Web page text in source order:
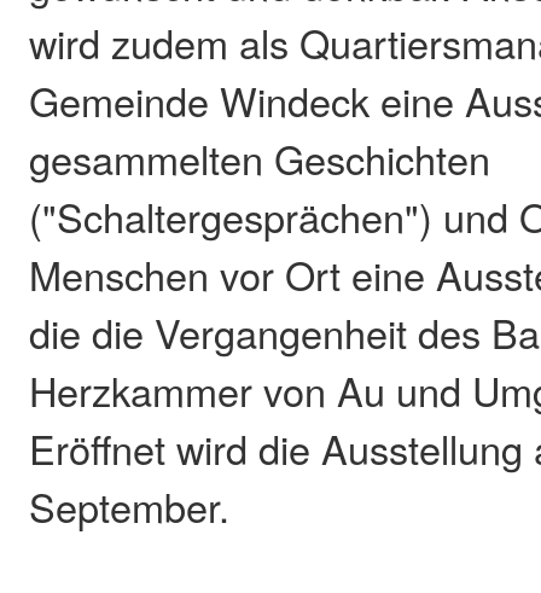
wird zudem als
Gemeinde Windeck eine
gesammelten Geschichten
("Schaltergesprächen") und
Menschen vor Ort eine
die die Vergangenheit des
Herzkammer von Au und
Eröffnet wird die Ausstellung
September.